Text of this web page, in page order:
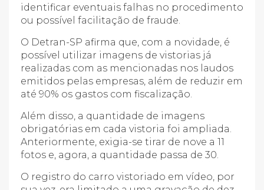
identificar eventuais falhas no procedimento
ou possível facilitação de fraude.
O Detran-SP afirma que, com a novidade, é
possível utilizar imagens de vistorias já
realizadas com as mencionadas nos laudos
emitidos pelas empresas, além de reduzir em
até 90% os gastos com fiscalização.
Além disso, a quantidade de imagens
obrigatórias em cada vistoria foi ampliada.
Anteriormente, exigia-se tirar de nove a 11
fotos e, agora, a quantidade passa de 30.
O registro do carro vistoriado em vídeo, por